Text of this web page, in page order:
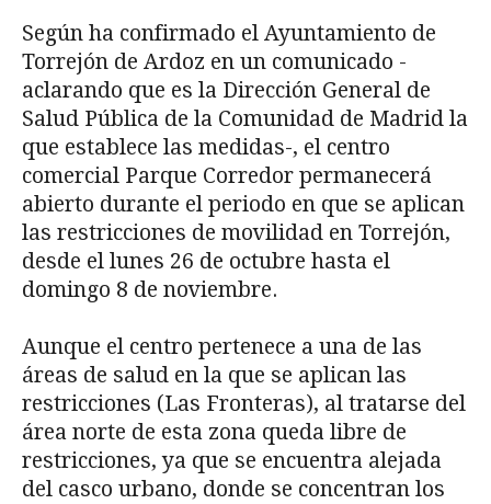
Según ha confirmado el Ayuntamiento de
Torrejón de Ardoz en un comunicado -
aclarando que es la Dirección General de
Salud Pública de la Comunidad de Madrid la
que establece las medidas-, el centro
comercial Parque Corredor permanecerá
abierto durante el periodo en que se aplican
las restricciones de movilidad en Torrejón,
desde el lunes 26 de octubre hasta el
domingo 8 de noviembre.
Aunque el centro pertenece a una de las
áreas de salud en la que se aplican las
restricciones (Las Fronteras), al tratarse del
área norte de esta zona queda libre de
restricciones, ya que se encuentra alejada
del casco urbano, donde se concentran los